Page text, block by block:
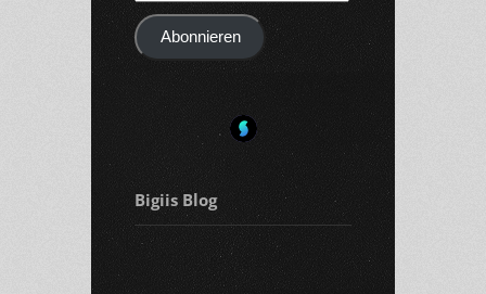
Mail-
AdresseAbonnieren
Bigiis Blog